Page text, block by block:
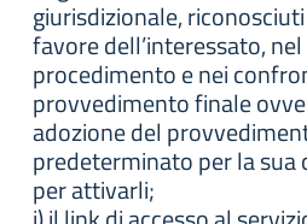
giurisdizionale,
favore dell’interessato,
procedimento e nei
provvedimento finale
adozione del
predeterminato per la sua
per attivarli;